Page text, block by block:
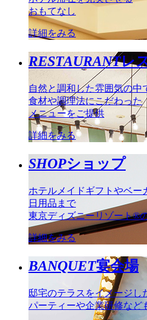
おもてなし
詳細をみる
RESTAURANTレ
自然と調和した雰囲気の中
食材や調理法にこだわった
メニューをご提供
詳細をみる
SHOPショップ
ホテルメイドギフトやベー
日用品まで
東京ディズニーリゾート®
詳細をみる
BANQUET宴会場
邸宅のテラスをイメージし
パーティーや企業研修など